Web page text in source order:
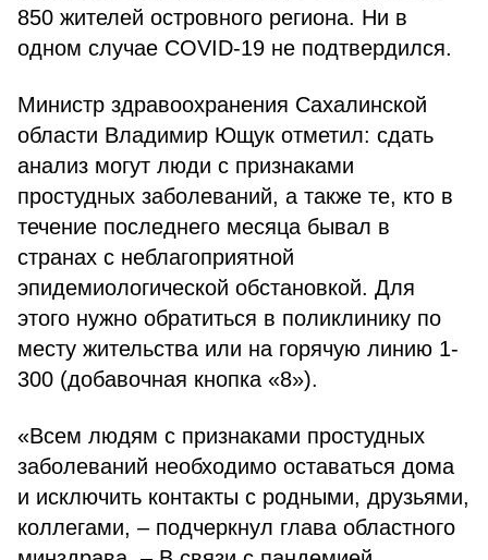
850 жителей островного региона. Ни в
одном случае COVID-19 не подтвердился.
Министр здравоохранения Сахалинской
области Владимир Ющук отметил: сдать
анализ могут люди с признаками
простудных заболеваний, а также те, кто в
течение последнего месяца бывал в
странах с неблагоприятной
эпидемиологической обстановкой. Для
этого нужно обратиться в поликлинику по
месту жительства или на горячую линию 1-
300 (добавочная кнопка «8»).
«Всем людям с признаками простудных
заболеваний необходимо оставаться дома
и исключить контакты с родными, друзьями,
коллегами, – подчеркнул глава областного